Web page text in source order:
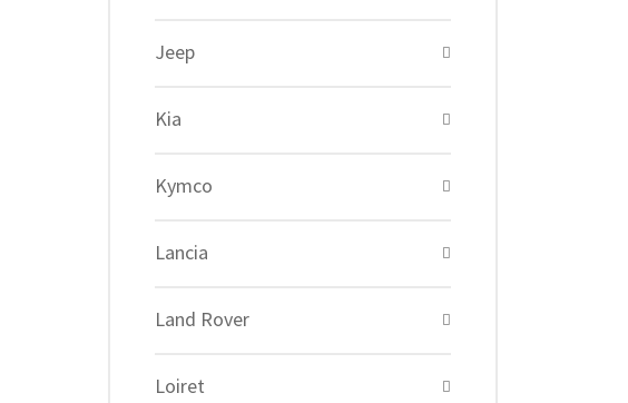
Jeep
Kia
Kymco
Lancia
Land Rover
Loiret